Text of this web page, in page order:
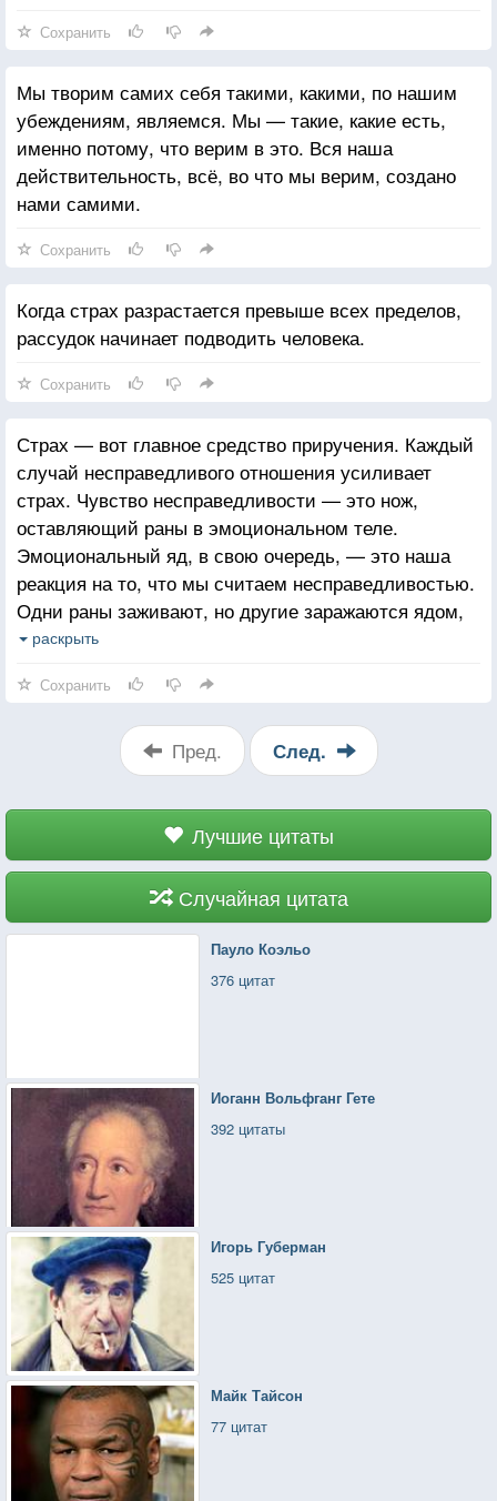
взаимоотношения, и оскорбительные отношения.
Сохранить
Мы творим самих себя такими, какими, по нашим
убеждениям, являемся. Мы — такие, какие есть,
именно потому, что верим в это. Вся наша
действительность, всё, во что мы верим, создано
нами самими.
Сохранить
Когда страх разрастается превыше всех пределов,
рассудок начинает подводить человека.
Сохранить
Страх — вот главное средство приручения. Каждый
случай несправедливого отношения усиливает
страх. Чувство несправедливости — это нож,
оставляющий раны в эмоциональном теле.
Эмоциональный яд, в свою очередь, — это наша
реакция на то, что мы считаем несправедливостью.
Одни раны заживают, но другие заражаются ядом,
причем яд этот накапливается. Когда
возникает потребность избавиться от него, — и мы
делаем это, «передавая» отраву кому-то другому.
Как именно это происходит? Прежде всего, мы
завладеваем чужим вниманием.
раскрыть
Сохранить
Пред. След.
Лучшие цитаты
Случайная цитата
Пауло Коэльо
376 цитат
Иоганн Вольфганг Гете
392 цитаты
Игорь Губерман
525 цитат
Майк Тайсон
77 цитат